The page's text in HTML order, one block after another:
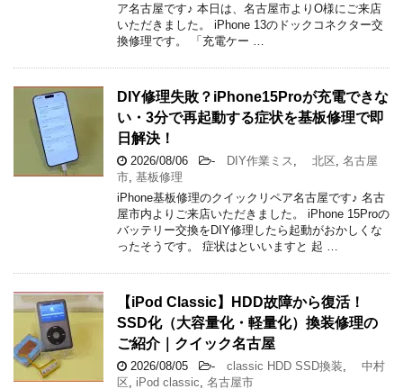
ア名古屋です♪ 本日は、名古屋市よりO様にご来店
いただきました。 iPhone 13のドックコネクター交
換修理です。 「充電ケー …
DIY修理失敗？iPhone15Proが充電できな
い・3分で再起動する症状を基板修理で即
日解決！
2026/08/06 - DIY作業ミス 北区 名古屋
市 基板修理
iPhone基板修理のクイックリペア名古屋です♪ 名古
屋市内よりご来店いただきました。 iPhone 15Proの
バッテリー交換をDIY修理したら起動がおかしくな
ったそうです。 症状はといいますと 起 …
【iPod Classic】HDD故障から復活！
SSD化（大容量化・軽量化）換装修理の
ご紹介｜クイック名古屋
2026/08/05 - classic HDD SSD換装
中村
区
iPod classic 名古屋市